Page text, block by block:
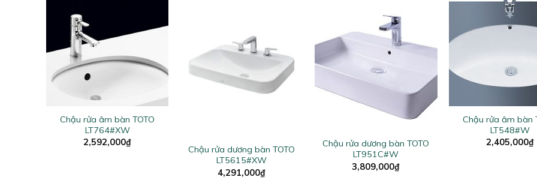
Chậu rửa âm bàn TOTO
LT764#XW
2,592,000₫
Chậu rửa dương bàn TOTO
LT5615#XW
4,291,000₫
Chậu rửa dương bàn TOTO
LT951C#W
3,809,000₫
Chậu rửa âm bàn
LT548#W
2,405,000₫